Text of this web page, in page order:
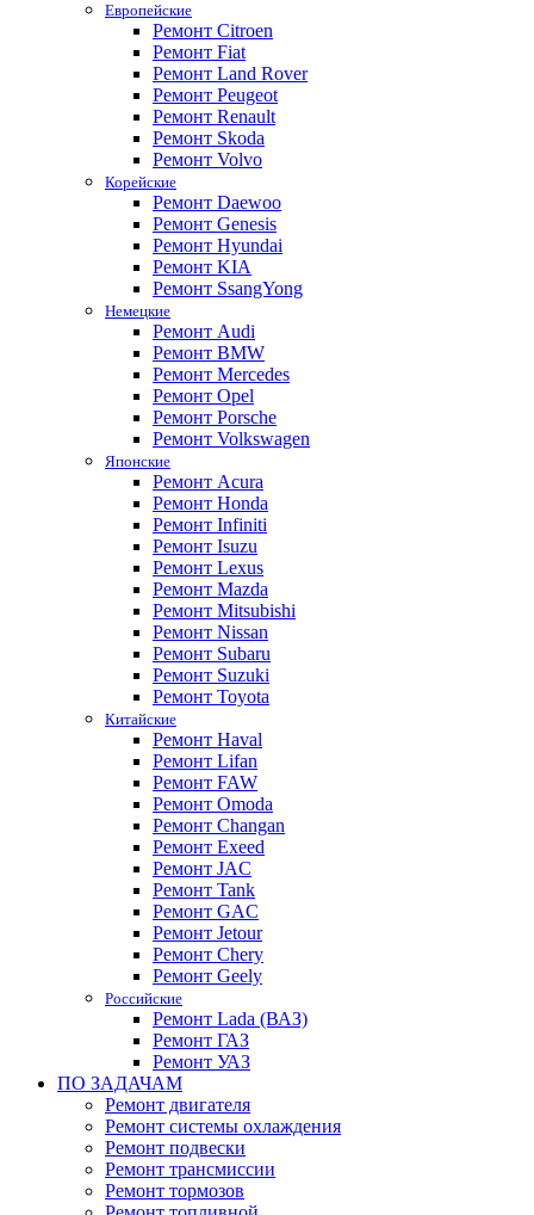
Европейские
Ремонт Citroen
Ремонт Fiat
Ремонт Land Rover
Ремонт Peugeot
Ремонт Renault
Ремонт Skoda
Ремонт Volvo
Корейские
Ремонт Daewoo
Ремонт Genesis
Ремонт Hyundai
Ремонт KIA
Ремонт SsangYong
Немецкие
Ремонт Audi
Ремонт BMW
Ремонт Mercedes
Ремонт Opel
Ремонт Porsche
Ремонт Volkswagen
Японские
Ремонт Acura
Ремонт Honda
Ремонт Infiniti
Ремонт Isuzu
Ремонт Lexus
Ремонт Mazda
Ремонт Mitsubishi
Ремонт Nissan
Ремонт Subaru
Ремонт Suzuki
Ремонт Toyota
Китайские
Ремонт Haval
Ремонт Lifan
Ремонт FAW
Ремонт Omoda
Ремонт Changan
Ремонт Exeed
Ремонт JAC
Ремонт Tank
Ремонт GAC
Ремонт Jetour
Ремонт Chery
Ремонт Geely
Российские
Ремонт Lada (ВАЗ)
Ремонт ГАЗ
Ремонт УАЗ
ПО ЗАДАЧАМ
Ремонт двигателя
Ремонт системы охлаждения
Ремонт подвески
Ремонт трансмиссии
Ремонт тормозов